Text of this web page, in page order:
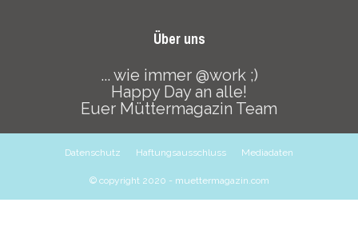
Über uns
... wie immer @work ;)
Happy Day an alle!
Euer Müttermagazin Team
Datenschutz Haftungsausschluss Mediadaten
© copyright 2020 - muettermagazin.com